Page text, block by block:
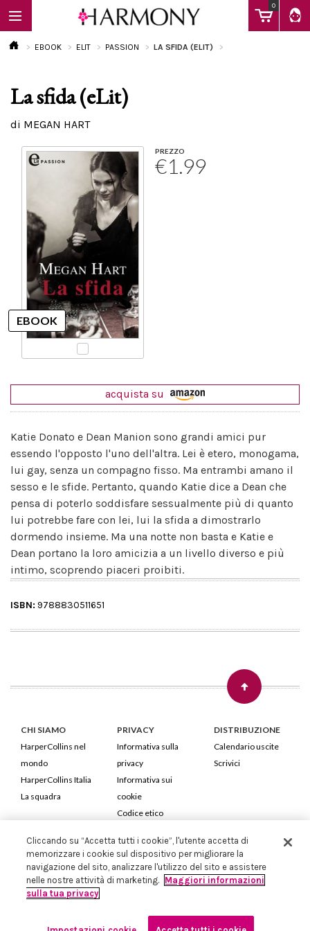
0
EBOOK
EBOOK ELIT PASSION LA SFIDA (ELIT)
La sfida (eLit)
di MEGAN HART
PREZZO
€1.99
acquista su
Katie Donato e Dean Manion sono grandi amici pur
essendo l'opposto l'uno dell'altra. Lei è etero, monogama,
lui gay, senza un compagno fisso. Ma entrambi amano il
sesso e le sfide. Pertanto, quando Katie dice a Dean che
pensa di poterlo soddisfare sessualmente più di quanto
lui potrebbe fare con lei, lui la sfida a dimostrarlo
dormendo insieme. Ma una notte non basta e Katie e
Dean portano la loro amicizia a un livello diverso e più
intimo, scoprendo piaceri proibiti.
ISBN: 9788830511651
CHI SIAMO
HarperCollins nel
mondo
HarperCollins Italia
La squadra
PRIVACY
Informativa sulla
privacy
Informativa sui
cookie
Codice etico
DISTRIBUZIONE
Calendario uscite
Scrivici
HarperCollins Italia S.p.A. Viale Monte Nero, 84 - 20135 Milano
Cod. Fiscale e P.IVA 05946780151 - Capitale Sociale 258.250 €
Iscritta in Milano al Registro delle imprese nr.198004 e REA nr.1051898
Cliccando su “Accetta tutti i cookie”, l'utente accetta di
memorizzare i cookie sul dispositivo per migliorare la
navigazione del sito, analizzare l'utilizzo del sito e assistere
nelle nostre attività di marketing. Maggiori informazioni
sulla tua privacy